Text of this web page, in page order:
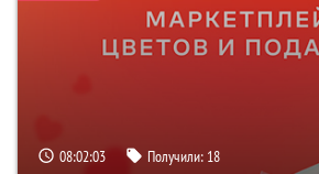
08:02:02 Получили: 18